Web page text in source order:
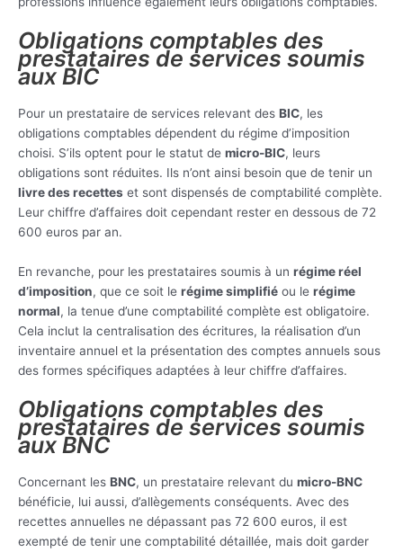
Obligations comptables des
prestataires de services soumis
aux BIC
Pour un prestataire de services relevant des BIC, les
obligations comptables dépendent du régime d’imposition
choisi. S’ils optent pour le statut de micro-BIC, leurs
obligations sont réduites. Ils n’ont ainsi besoin que de tenir un
livre des recettes et sont dispensés de comptabilité complète.
Leur chiffre d’affaires doit cependant rester en dessous de 72
600 euros par an.
En revanche, pour les prestataires soumis à un régime réel
d’imposition, que ce soit le régime simplifié ou le régime
normal, la tenue d’une comptabilité complète est obligatoire.
Cela inclut la centralisation des écritures, la réalisation d’un
inventaire annuel et la présentation des comptes annuels sous
des formes spécifiques adaptées à leur chiffre d’affaires.
Obligations comptables des
prestataires de services soumis
aux BNC
Concernant les BNC, un prestataire relevant du micro-BNC
bénéficie, lui aussi, d’allègements conséquents. Avec des
recettes annuelles ne dépassant pas 72 600 euros, il est
exempté de tenir une comptabilité détaillée, mais doit garder